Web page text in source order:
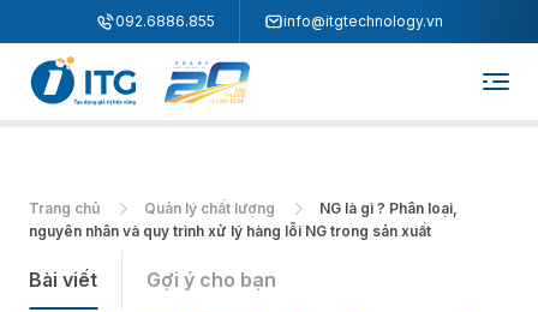
092.6886.855 info@itgtechnology.vn
Trang chủ Quản lý chất lượng
NG là gì ? Phân loại,
nguyên nhân và quy trình xử lý hàng lỗi NG trong sản xuất
Bài viết Gợi ý cho bạn